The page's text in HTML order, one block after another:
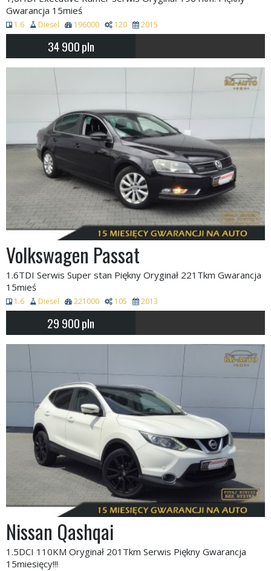
Gwarancja 15mieś
1.6 Diesel 196000 120 2015
34 900pln
Volkswagen Passat
1.6TDI Serwis Super stan Piękny Oryginał 221Tkm Gwarancja
15mieś
1.6 Diesel 221000 105 2013
29 900pln
Nissan Qashqai
1.5DCI 110KM Oryginał 201Tkm Serwis Piękny Gwarancja
15miesięcy!!!